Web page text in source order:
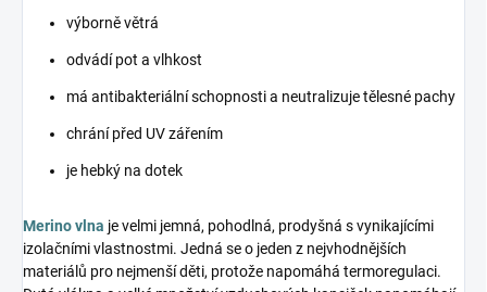
výborně větrá
odvádí pot a vlhkost
má antibakteriální schopnosti a neutralizuje tělesné pachy
chrání před UV zářením
je hebký na dotek
Merino vlna je velmi jemná, pohodlná, prodyšná s vynikajícími
izolačními vlastnostmi. Jedná se o jeden z nejvhodnějších
materiálů pro nejmenší děti, protože napomáhá termoregulaci.